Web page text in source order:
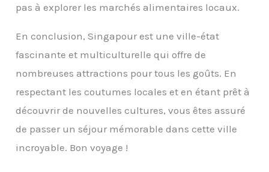
pas à explorer les marchés alimentaires locaux.
En conclusion, Singapour est une ville-état
fascinante et multiculturelle qui offre de
nombreuses attractions pour tous les goûts. En
respectant les coutumes locales et en étant prêt à
découvrir de nouvelles cultures, vous êtes assuré
de passer un séjour mémorable dans cette ville
incroyable. Bon voyage !